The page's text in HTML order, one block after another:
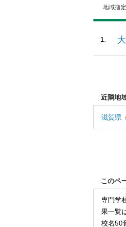
地域指定
近隣地
滋賀県
このペ
専門学
果一覧
校名50